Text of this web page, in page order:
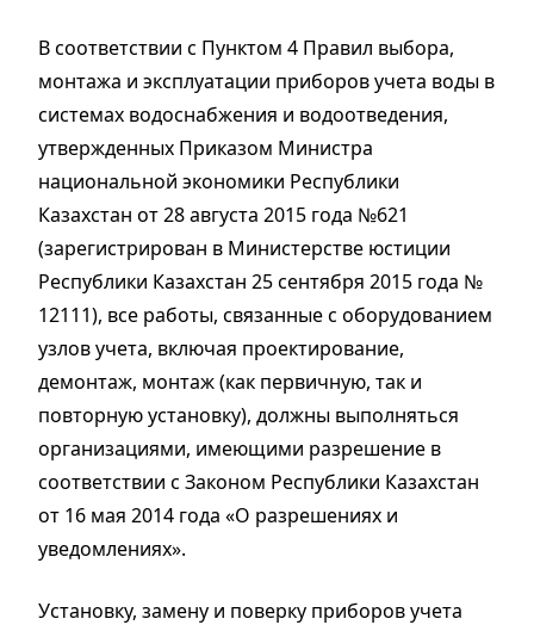
В соответствии с Пунктом 4 Правил выбора,
монтажа и эксплуатации приборов учета воды в
системах водоснабжения и водоотведения,
утвержденных Приказом Министра
национальной экономики Республики
Казахстан от 28 августа 2015 года №621
(зарегистрирован в Министерстве юстиции
Республики Казахстан 25 сентября 2015 года №
12111), все работы, связанные с оборудованием
узлов учета, включая проектирование,
демонтаж, монтаж (как первичную, так и
повторную установку), должны выполняться
организациями, имеющими разрешение в
соответствии с Законом Республики Казахстан
от 16 мая 2014 года «О разрешениях и
уведомлениях».
Установку, замену и поверку приборов учета